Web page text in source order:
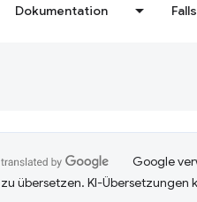
Dokumentation
Google
zu übersetzen. KI-Übersetzungen